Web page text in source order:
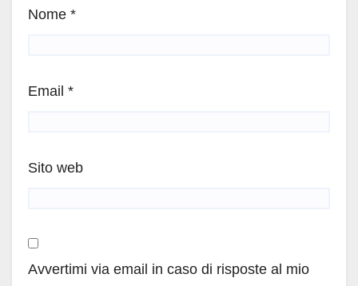
Nome *
Email *
Sito web
Avvertimi via email in caso di risposte al mio